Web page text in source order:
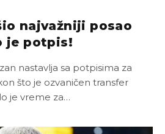
najvažniji posao
je potpis!
nastavlja sa potpisima za
što je ozvaničen transfer
je vreme za…